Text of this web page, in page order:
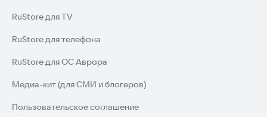
RuStore для TV
RuStore для телефона
RuStore для ОС Аврора
Медиа-кит (для СМИ и блогеров)
Пользовательское соглашение